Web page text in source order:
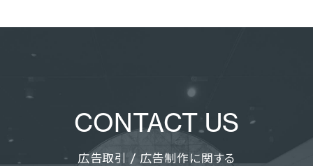
CONTACT US
広告取引 / 広告制作に関する